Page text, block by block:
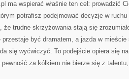
ma wspierać właśnie ten cel: prowadzić
potrafisz podejmować decyzje w
że trudne skrzyżowania stają się
przestaje być dramatem, a jazda w
się wyćwiczyć. To podejście opiera się
za kółkiem nie bierze się z